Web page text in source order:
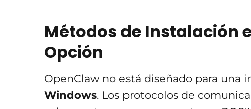
Métodos de Instalación
Opción
OpenClaw no está diseñado para una
Windows. Los protocolos de